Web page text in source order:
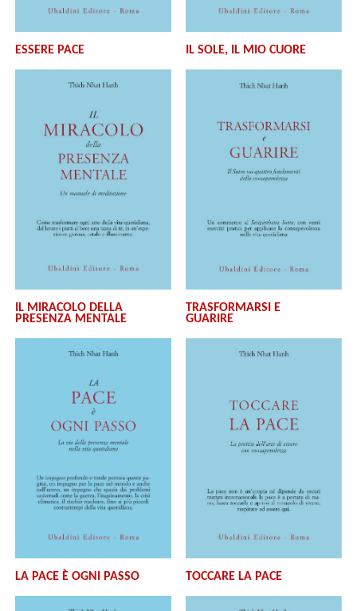
ESSERE PACE IL SOLE, IL MIO CUORE
IL MIRACOLO DELLA
PRESENZA MENTALE
TRASFORMARSI E
GUARIRE
LA PACE È OGNI PASSO TOCCARE LA PACE